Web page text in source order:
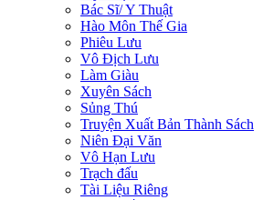
Bác Sĩ/ Y Thuật
Hào Môn Thế Gia
Phiêu Lưu
Vô Địch Lưu
Làm Giàu
Xuyên Sách
Sủng Thú
Truyện Xuất Bản Thành Sách
Niên Đại Văn
Vô Hạn Lưu
Trạch đấu
Tài Liệu Riêng